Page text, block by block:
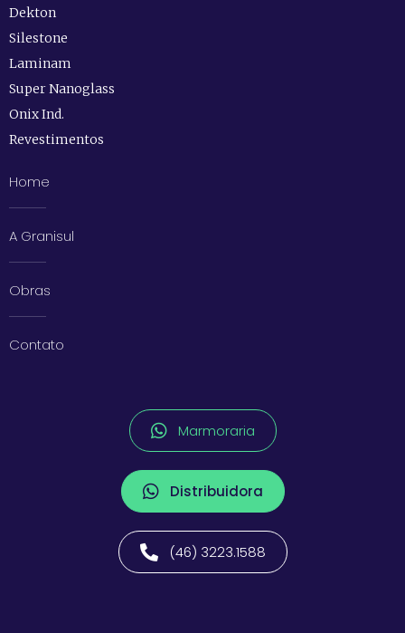
Dekton
Silestone
Laminam
Super Nanoglass
Onix Ind.
Revestimentos
Home
A Granisul
Obras
Contato
Marmoraria
Distribuidora
(46) 3223.1588